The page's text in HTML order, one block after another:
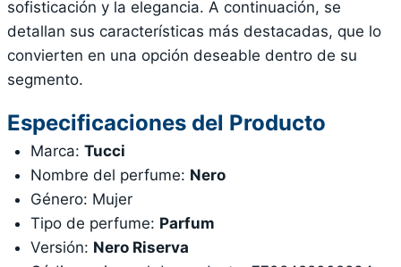
sofisticación y la elegancia. A continuación, se
detallan sus características más destacadas, que lo
convierten en una opción deseable dentro de su
segmento.
Especificaciones del Producto
Marca: Tucci
Nombre del perfume: Nero
Género: Mujer
Tipo de perfume: Parfum
Versión: Nero Riserva